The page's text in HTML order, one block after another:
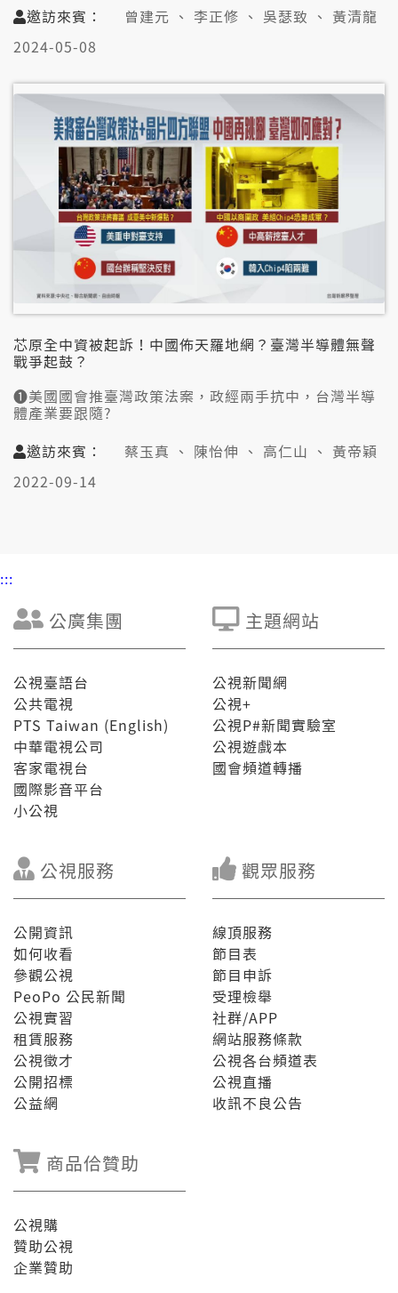
➍在野報鳥鼠仔冤！新民意變衝突來源僫解？
👤邀訪來賓：
曾建元（公民監督國會聯盟理事長）
吳瑟致（台灣智庫諮詢委員）
邀訪來賓：
曾建元 、 李正修 、 吳瑟致 、 黃清龍
2024-05-08
芯原全中資被起訴！中國佈天羅地網？臺灣半導體無聲
戰爭起鼓？
➊美國國會推臺灣政策法案，政經兩手抗中，台灣半導
體產業要跟隨?
條例起訴真有效？
➌人力技術續流中國？安全考量，與日美合作可以？半
導體人才荒知多少？
高仁山（元智大學EMBA副教授）
📞現場連線：
黃帝穎（律師）
邀訪來賓：
蔡玉真 、 陳怡伸 、 高仁山 、 黃帝穎
2022-09-14
:::
公廣集團
公視臺語台
公共電視
PTS Taiwan (English)
中華電視公司
客家電視台
國際影音平台
小公視
主題網站
公視新聞網
公視+
公視P#新聞實驗室
公視遊戲本
國會頻道轉播
公視服務
公開資訊
如何收看
參觀公視
PeoPo 公民新聞
公視實習
租賃服務
公視徵才
公開招標
公益網
觀眾服務
線頂服務
節目表
節目申訴
受理檢舉
社群/APP
網站服務條款
公視各台頻道表
公視直播
收訊不良公告
商品佮贊助
公視購
贊助公視
企業贊助